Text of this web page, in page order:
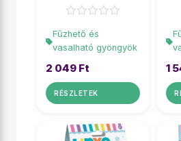
Fűzhető és
vasalható gyöngyök
2 049 Ft
RÉSZLETEK
1